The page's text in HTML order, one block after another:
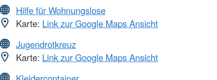
Hilfe für Wohnungslose
Karte: Link zur Google Maps Ansicht
Jugendrotkreuz
Karte: Link zur Google Maps Ansicht